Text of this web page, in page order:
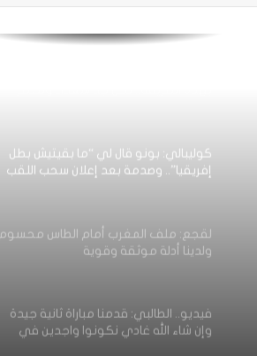
والأخير يرد: “مامسالينش عندنا مونديال
كوليبالي: بونو قال لي “ما بقيتيش بطل
إفريقيا”.. وصدمة بعد إعلان سحب اللقب
لقجع: ملف المغرب أمام الطاس محسوم
ولدينا أدلة موثقة وقوية
فيديو.. الطالبي: قدمنا مباراة ثانية جيدة
وإن شاء الله غادي نكونوا واجدين في